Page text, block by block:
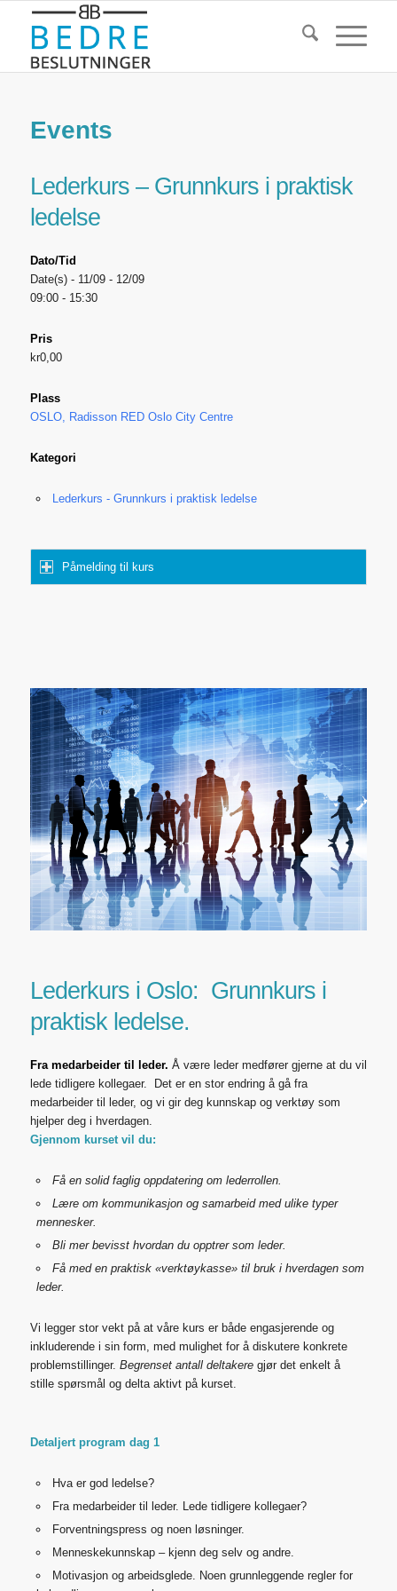
Events
Lederkurs – Grunnkurs i praktisk
ledelse
Dato/Tid
Date(s) - 11/09 - 12/09
09:00 - 15:30
Pris
kr0,00
Plass
OSLO, Radisson RED Oslo City Centre
Kategori
Lederkurs - Grunnkurs i praktisk ledelse
Påmelding til kurs
Lederkurs i Oslo: Grunnkurs i
praktisk ledelse.
Fra medarbeider til leder. Å være leder medfører gjerne at du vil
lede tidligere kollegaer. Det er en stor endring å gå fra
medarbeider til leder, og vi gir deg kunnskap og verktøy som
hjelper deg i hverdagen.
Gjennom kurset vil du:
Få en solid faglig oppdatering om lederrollen.
Lære om kommunikasjon og samarbeid med ulike typer
mennesker.
Bli mer bevisst hvordan du opptrer som leder.
Få med en praktisk «verktøykasse» til bruk i hverdagen som
leder.
Vi legger stor vekt på at våre kurs er både engasjerende og
inkluderende i sin form, med mulighet for å diskutere konkrete
problemstillinger. Begrenset antall deltakeregjør det enkelt å
stille spørsmål og delta aktivt på kurset.
Detaljert program dag 1
Hva er god ledelse?
Fra medarbeider til leder. Lede tidligere kollegaer?
Forventningspress og noen løsninger.
Menneskekunnskap – kjenn deg selv og andre.
Motivasjon og arbeidsglede. Noen grunnleggende regler for